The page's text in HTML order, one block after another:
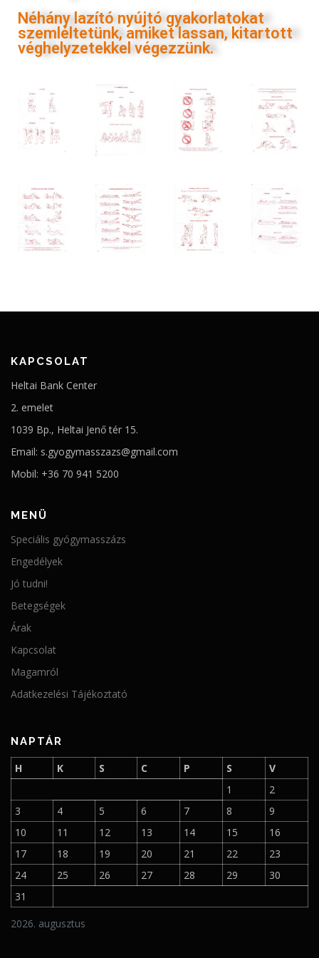
Néhány lazító nyújtó gyakorlatokat
szemléltetünk, amiket lassan, kitartott
véghelyzetekkel végezzünk.
KAPCSOLAT
Heltai Bank Center
2. emelet
1039 Bp., Heltai Jenő tér 15.
Email: s.gyogymasszazs@gmail.com
Mobil: +36 70 941 5200
MENÜ
Speciális gyógymasszázs
Engedélyek
Jó tudni!
Betegségek
Árak
Kapcsolat
Magamról
Adatkezelési Tájékoztató
NAPTÁR
2026. augusztus
H K S C P S
V
1
2
3
4 5 6 7 8
9
10
11 12 13 14 15
16
17
18 19 20 21 22
23
24
25 26 27 28 29
30
31